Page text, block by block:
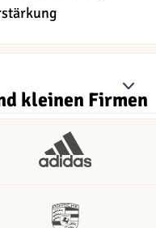
kleinen Firmen